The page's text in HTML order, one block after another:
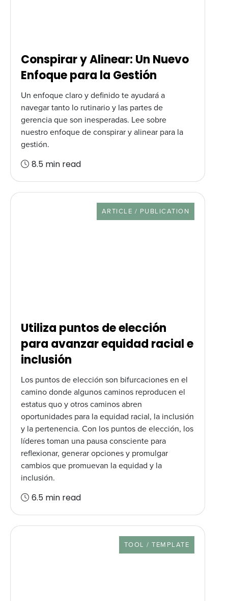
Conspirar y Alinear: Un Nuevo
Enfoque para la Gestión
Un enfoque claro y definido te ayudará a
navegar tanto lo rutinario y las partes de
gerencia que son inesperadas. Lee sobre
nuestro enfoque de conspirar y alinear para la
gestión.
8.5 min read
RESOURCE TYPE
ARTICLE / PUBLICATION
Utiliza puntos de elección
para avanzar equidad racial e
inclusión
Los puntos de elección son bifurcaciones en el
camino donde algunos caminos reproducen el
estatus quo y otros caminos abren
oportunidades para la equidad racial, la inclusión
y la pertenencia. Con los puntos de elección, los
líderes toman una pausa consciente para
reflexionar, generar opciones y promulgar
cambios que promuevan la equidad y la
inclusión.
6.5 min read
RESOURCE TYPE
TOOL / TEMPLATE